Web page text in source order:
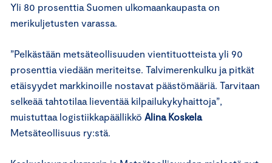
Yli 80 prosenttia Suomen ulkomaankaupasta on
merikuljetusten varassa.
”Pelkästään metsäteollisuuden vientituotteista yli 90
prosenttia viedään meriteitse. Talvimerenkulku ja pitkät
etäisyydet markkinoille nostavat päästömääriä. Tarvitaan
selkeää tahtotilaa lieventää kilpailukykyhaittoja”,
muistuttaa logistiikkapäällikkö Alina Koskela
Metsäteollisuus ry:stä.